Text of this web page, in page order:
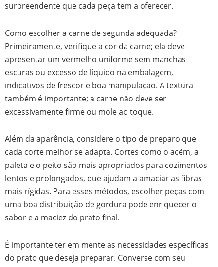
surpreendente que cada peça tem a oferecer.
Como escolher a carne de segunda adequada?
Primeiramente, verifique a cor da carne; ela deve
apresentar um vermelho uniforme sem manchas
escuras ou excesso de líquido na embalagem,
indicativos de frescor e boa manipulação. A textura
também é importante; a carne não deve ser
excessivamente firme ou mole ao toque.
Além da aparência, considere o tipo de preparo que
cada corte melhor se adapta. Cortes como o acém, a
paleta e o peito são mais apropriados para cozimentos
lentos e prolongados, que ajudam a amaciar as fibras
mais rígidas. Para esses métodos, escolher peças com
uma boa distribuição de gordura pode enriquecer o
sabor e a maciez do prato final.
É importante ter em mente as necessidades específicas
do prato que deseja preparar. Converse com seu